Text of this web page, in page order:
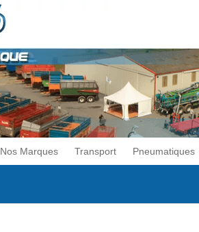
Nos Marques Transport Pneumatiques